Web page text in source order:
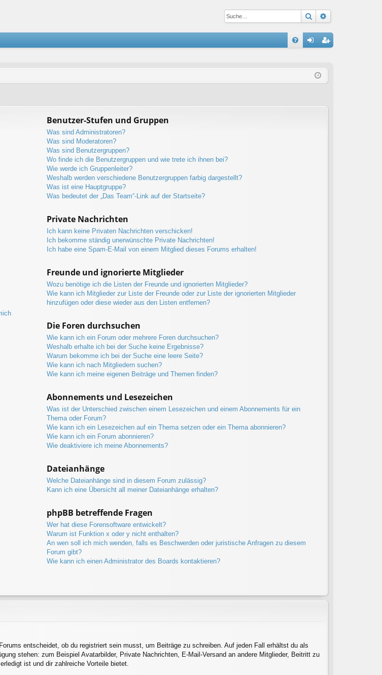
Suche
ist
Benutzer-Stufen und Gruppen
Was sind Administratoren?
Was sind Moderatoren?
Was sind Benutzergruppen?
Wo finde ich die Benutzergruppen und wie trete ich ihnen bei?
Wie werde ich Gruppenleiter?
Weshalb werden verschiedene Benutzergruppen farbig dargestellt?
Was ist eine Hauptgruppe?
Was bedeutet der „Das Team“-Link auf der Startseite?
Private Nachrichten
Ich kann keine Privaten Nachrichten verschicken!
Ich bekomme ständig unerwünschte Private Nachrichten!
Ich habe eine Spam-E-Mail von einem Mitglied dieses Forums erhalten!
Freunde und ignorierte Mitglieder
Wozu benötige ich die Listen der Freunde und ignorierten Mitglieder?
Wie kann ich Mitglieder zur Liste der Freunde oder zur Liste der ignorierten Mitglieder
hinzufügen oder diese wieder aus den Listen entfernen?
Die Foren durchsuchen
Wie kann ich ein Forum oder mehrere Foren durchsuchen?
Weshalb erhalte ich bei der Suche keine Ergebnisse?
Warum bekomme ich bei der Suche eine leere Seite?
Wie kann ich nach Mitgliedern suchen?
Wie kann ich meine eigenen Beiträge und Themen finden?
Abonnements und Lesezeichen
Was ist der Unterschied zwischen einem Lesezeichen und einem Abonnements für ein
Thema oder Forum?
Wie kann ich ein Lesezeichen auf ein Thema setzen oder ein Thema abonnieren?
Wie kann ich ein Forum abonnieren?
Wie deaktiviere ich meine Abonnements?
Dateianhänge
Welche Dateianhänge sind in diesem Forum zulässig?
Kann ich eine Übersicht all meiner Dateianhänge erhalten?
phpBB betreffende Fragen
Wer hat diese Forensoftware entwickelt?
Warum ist Funktion x oder y nicht enthalten?
An wen soll ich mich wenden, falls es Beschwerden oder juristische Anfragen zu diesem
Forum gibt?
Wie kann ich einen Administrator des Boards kontaktieren?
entscheidet, ob du registriert sein musst, um Beiträge zu schreiben. Auf jeden Fall erhältst du als
stehen: zum Beispiel Avatarbilder, Private Nachrichten, E-Mail-Versand an andere Mitglieder, Beitritt zu
ist und dir zahlreiche Vorteile bietet.